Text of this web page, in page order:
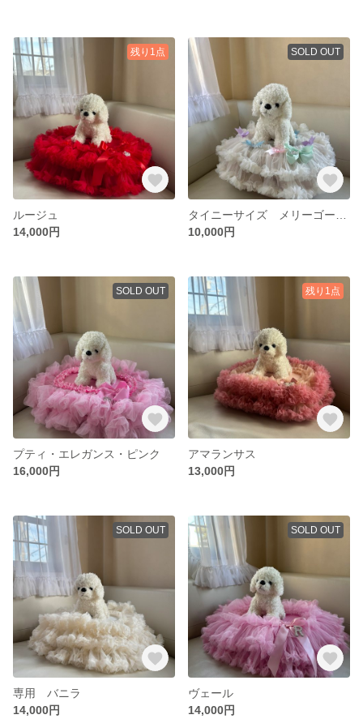
残り1点
ルージュ
14,000円
SOLD OUT
10,000円
SOLD OUT
プティ・エレガンス・ピンク
16,000円
残り1点
アマランサス
13,000円
SOLD OUT
専用 バニラ
14,000円
SOLD OUT
ヴェール
14,000円